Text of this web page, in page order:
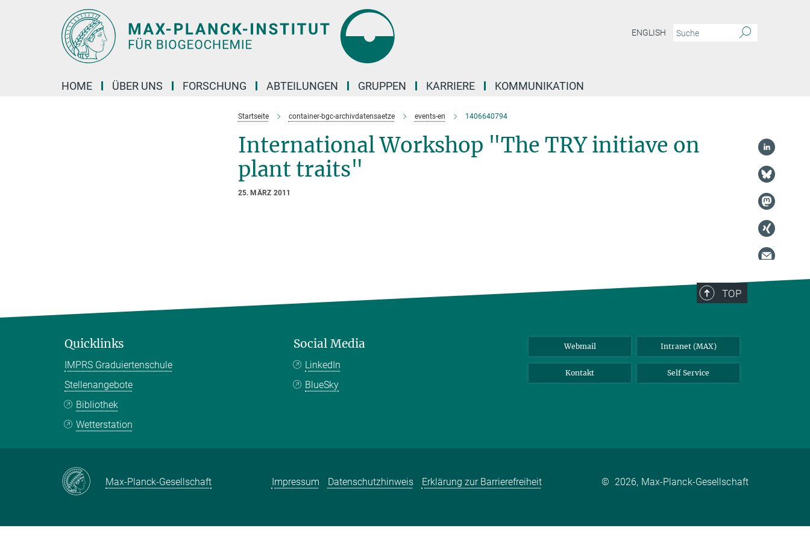
ENGLISH
HOME ÜBER UNS FORSCHUNG ABTEILUNGEN GRUPPEN KARRIERE KOMMUNIKATION
Startseite container-bgc-archivdatensaetze events-en 1406640794
International Workshop "The TRY initiave on
plant traits"
25. MÄRZ 2011
TOP
Quicklinks
IMPRS Graduiertenschule
Stellenangebote
Bibliothek
Wetterstation
Social Media
LinkedIn
BlueSky
Webmail Intranet (MAX)
Kontakt Self Service
Max-Planck-Gesellschaft Impressum Datenschutzhinweis Erklärung zur Barrierefreiheit © 2026, Max-Planck-Gesellschaft